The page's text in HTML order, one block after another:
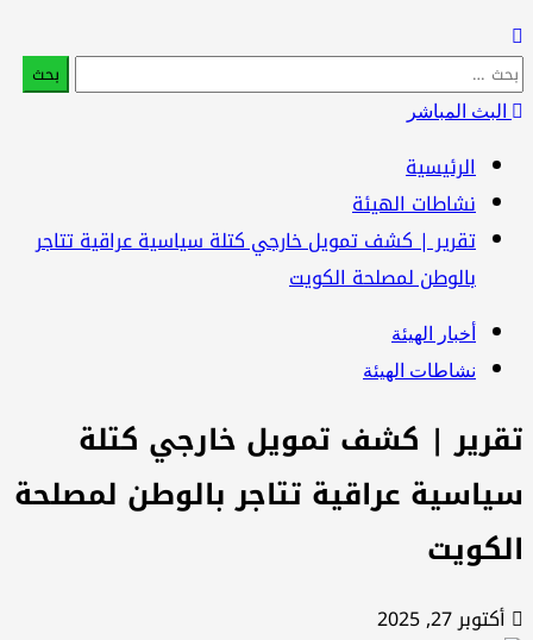
البث المباشر
الرئيسية
نشاطات الهيئة
تقرير | کشف تمويل خارجي كتلة سياسية عراقية تتاجر
بالوطن لمصلحة الكويت
أخبار الهيئة
نشاطات الهيئة
| کشف تمويل خارجي كتلة
عراقية تتاجر بالوطن لمصلحة
أكتوبر 27, 2025